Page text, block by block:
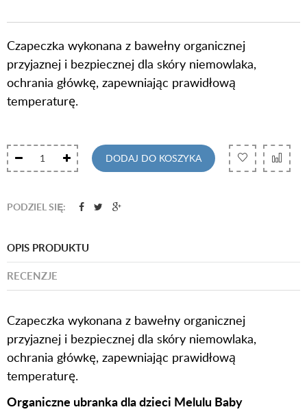
Czapeczka wykonana z bawełny organicznej
przyjaznej i bezpiecznej dla skóry niemowlaka,
ochrania główkę, zapewniając prawidłową
temperaturę.
DODAJ DO KOSZYKA
PODZIEL SIĘ:
OPIS PRODUKTU
RECENZJE
Czapeczka wykonana z bawełny organicznej
przyjaznej i bezpiecznej dla skóry niemowlaka,
ochrania główkę, zapewniając prawidłową
temperaturę.
Organiczne ubranka dla dzieci Melulu Baby